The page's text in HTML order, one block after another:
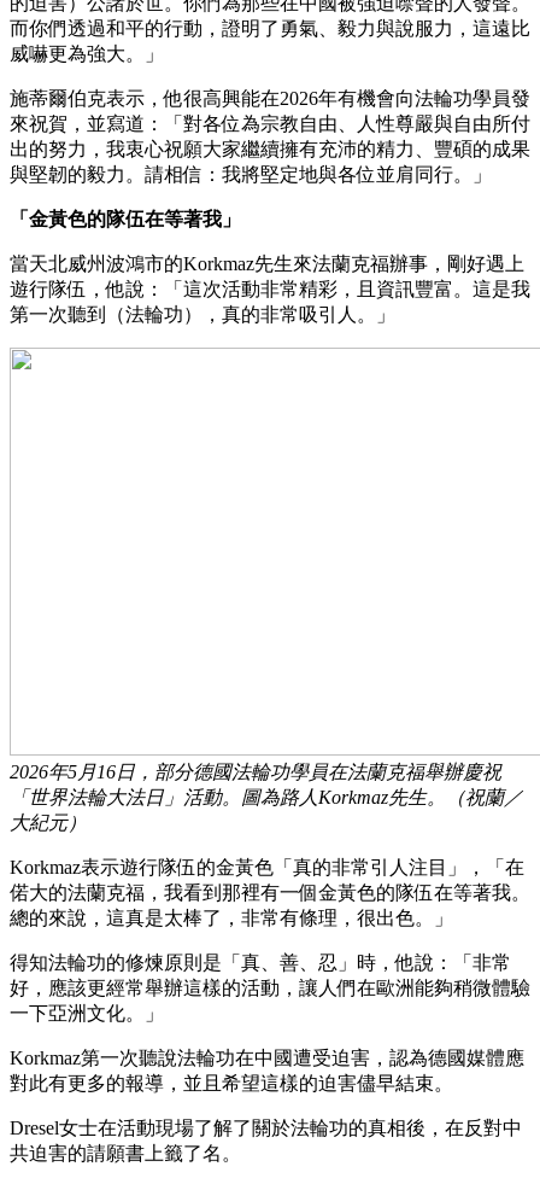
而你們透過和平的行動，證明了勇氣、毅力與說服力，這遠比
威嚇更為強大。」
施蒂爾伯克表示，他很高興能在2026年有機會向法輪功學員發
來祝賀，並寫道：「對各位為宗教自由、人性尊嚴與自由所付
出的努力，我衷心祝願大家繼續擁有充沛的精力、豐碩的成果
與堅韌的毅力。請相信：我將堅定地與各位並肩同行。」
「金黃色的隊伍在等著我」
當天北威州波鴻市的Korkmaz先生來法蘭克福辦事，剛好遇上
遊行隊伍，他說：「這次活動非常精彩，且資訊豐富。這是我
第一次聽到（法輪功），真的非常吸引人。」
2026年5月16日，部分德國法輪功學員在法蘭克福舉辦慶祝
「世界法輪大法日」活動。圖為路人Korkmaz先生。（祝蘭／
大紀元）
Korkmaz表示遊行隊伍的金黃色「真的非常引人注目」，「在
偌大的法蘭克福，我看到那裡有一個金黃色的隊伍在等著我。
總的來說，這真是太棒了，非常有條理，很出色。」
得知法輪功的修煉原則是「真、善、忍」時，他說：「非常
好，應該更經常舉辦這樣的活動，讓人們在歐洲能夠稍微體驗
一下亞洲文化。」
Korkmaz第一次聽說法輪功在中國遭受迫害，認為德國媒體應
對此有更多的報導，並且希望這樣的迫害儘早結束。
Dresel女士在活動現場了解了關於法輪功的真相後，在反對中
共迫害的請願書上籤了名。